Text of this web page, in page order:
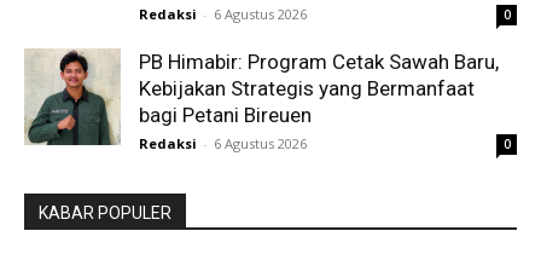
Redaksi - 6 Agustus 2026 0
PB Himabir: Program Cetak Sawah Baru,
Kebijakan Strategis yang Bermanfaat
bagi Petani Bireuen
Redaksi - 6 Agustus 2026 0
KABAR POPULER